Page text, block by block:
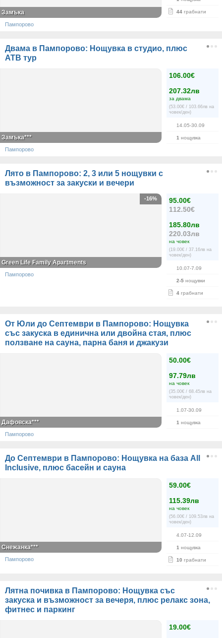
44 грабнати
Замъка
Пампорово
Двама в Пампорово: Нощувка в студио, плюс
АТВ тур
106.00€
207.32лв
за двама
(53.00€ / 103.66лв на
човек/ден)
14.05-30.09
1 нощувка
Замъка***
Пампорово
Лято в Пампорово: 2, 3 или 5 нощувки с
възможност за закуски и вечери
95.00€
112.50€
185.80лв
220.03лв
на човек
(19.00€ / 37.16лв на
човек/ден)
10.07-7.09
2-5 нощувки
4 грабнати
-16%
Green Life Family Apartments
Пампорово
От Юли до Септември в Пампорово: Нощувка
със закуска в единична или двойна стая, плюс
ползване на сауна, парна баня и джакузи
50.00€
97.79лв
на човек
(35.00€ / 68.45лв на
човек/ден)
1.07-30.09
1 нощувка
Дафовска***
Пампорово
До Септември в Пампорово: Нощувка на база All
Inclusive, плюс басейн и сауна
59.00€
115.39лв
на човек
(56.00€ / 109.53лв на
човек/ден)
4.07-12.09
1 нощувка
10 грабнати
Снежанка***
Пампорово
Лятна почивка в Пампорово: Нощувка със
закуска и възможност за вечеря, плюс релакс зона,
фитнес и паркинг
19.00€